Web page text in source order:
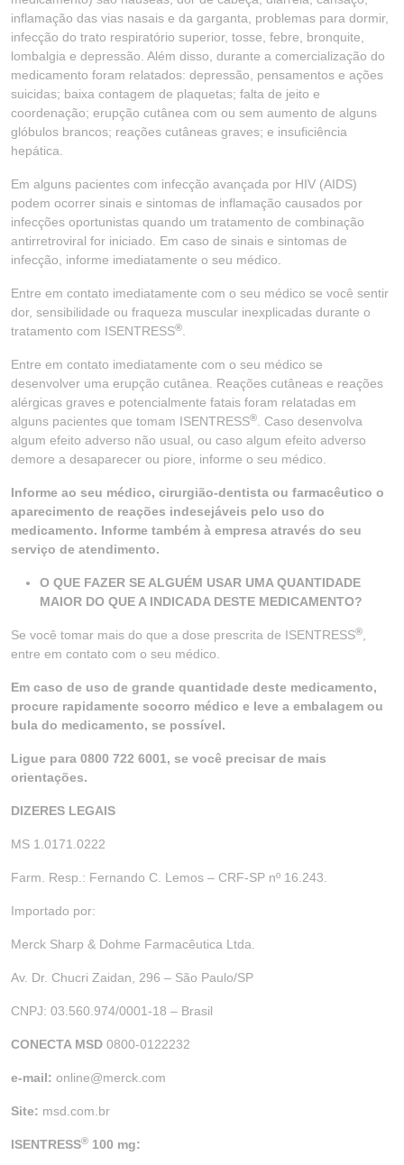
inflamação das vias nasais e da garganta, problemas para dormir,
infecção do trato respiratório superior, tosse, febre, bronquite,
lombalgia e depressão. Além disso, durante a comercialização do
medicamento foram relatados: depressão, pensamentos e ações
suicidas; baixa contagem de plaquetas; falta de jeito e
coordenação; erupção cutânea com ou sem aumento de alguns
glóbulos brancos; reações cutâneas graves; e insuficiência
hepática.
Em alguns pacientes com infecção avançada por HIV (AIDS)
podem ocorrer sinais e sintomas de inflamação causados por
infecções oportunistas quando um tratamento de combinação
antirretroviral for iniciado. Em caso de sinais e sintomas de
infecção, informe imediatamente o seu médico.
Entre em contato imediatamente com o seu médico se você sentir
dor, sensibilidade ou fraqueza muscular inexplicadas durante o
tratamento com ISENTRESS®
Entre em contato imediatamente com o seu médico se
desenvolver uma erupção cutânea. Reações cutâneas e reações
alérgicas graves e potencialmente fatais foram relatadas em
alguns pacientes que tomam ISENTRESS®
. Caso desenvolva
algum efeito adverso não usual, ou caso algum efeito adverso
demore a desaparecer ou piore, informe o seu médico.
Informe ao seu médico, cirurgião-dentista ou farmacêutico o
aparecimento de reações indesejáveis pelo uso do
medicamento. Informe também à empresa através do seu
serviço de atendimento.
O QUE FAZER SE ALGUÉM USAR UMA QUANTIDADE
MAIOR DO QUE A INDICADA DESTE MEDICAMENTO?
Se você tomar mais do que a dose prescrita de ISENTRESS®
entre em contato com o seu médico.
Em caso de uso de grande quantidade deste medicamento,
procure rapidamente socorro médico e leve a embalagem ou
bula do medicamento, se possível.
Ligue para 0800 722 6001, se você precisar de mais
orientações.
DIZERES LEGAIS
MS 1.0171.0222
Farm. Resp.: Fernando C. Lemos – CRF-SP nº 16.243.
Importado por:
Merck Sharp & Dohme Farmacêutica Ltda.
Av. Dr. Chucri Zaidan, 296 – São Paulo/SP
CNPJ: 03.560.974/0001-18 – Brasil
CONECTA MSD 0800-0122232
e-mail: online@merck.com
Site: msd.com.br
ISENTRESS® 100 mg: